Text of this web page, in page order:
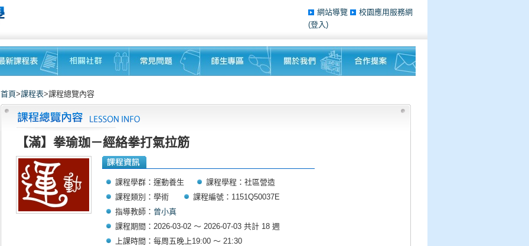
網站導覽
校園應用服務網
(登入)
首頁>課程表>課程總覽內容
【滿】拳瑜珈－經絡拳打氣拉筋
課程學群：運動養生
課程學程：社區營造
課程類別：學術
課程編號：1151Q50037E
指導教師： 曾小真
課程期間：2026-03-02 ～ 2026-07-03 共計 18 週
上課時間：每周五晚上19:00 ～ 21:30